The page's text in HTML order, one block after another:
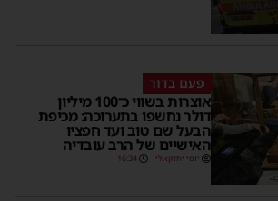
פעם בדור
אוצרות בשווי כ־100 מיליון
דולר נחשפו בתערוכה: מכיפת
הבעל שם טוב ועד חפציו
האישיים של הרב עובדיה
יוסי יחזקאלי 16:34